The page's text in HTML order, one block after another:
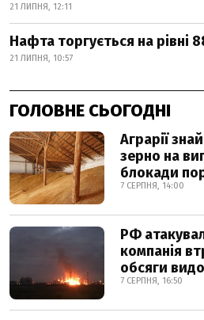
21 ЛИПНЯ, 12:11
Нафта торгується на рівні
21 ЛИПНЯ, 10:57
ГОЛОВНЕ СЬОГОДНІ
Аграрії
зерно на
блокади
7 СЕРПНЯ, 14:00
РФ
компанія
обсяги
7 СЕРПНЯ, 16:50